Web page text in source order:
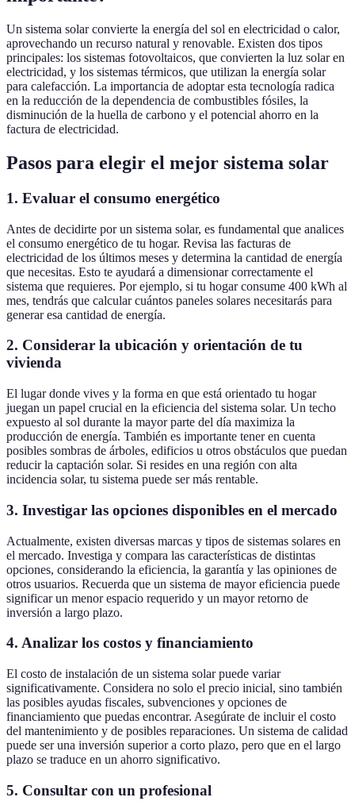
Un sistema solar convierte la energía del sol en electricidad o calor,
aprovechando un recurso natural y renovable. Existen dos tipos
principales: los sistemas fotovoltaicos, que convierten la luz solar en
electricidad, y los sistemas térmicos, que utilizan la energía solar
para calefacción. La importancia de adoptar esta tecnología radica
en la reducción de la dependencia de combustibles fósiles, la
disminución de la huella de carbono y el potencial ahorro en la
factura de electricidad.
Pasos para elegir el mejor sistema solar
1. Evaluar el consumo energético
Antes de decidirte por un sistema solar, es fundamental que analices
el consumo energético de tu hogar. Revisa las facturas de
electricidad de los últimos meses y determina la cantidad de energía
que necesitas. Esto te ayudará a dimensionar correctamente el
sistema que requieres. Por ejemplo, si tu hogar consume 400 kWh al
mes, tendrás que calcular cuántos paneles solares necesitarás para
generar esa cantidad de energía.
2. Considerar la ubicación y orientación de tu
vivienda
El lugar donde vives y la forma en que está orientado tu hogar
juegan un papel crucial en la eficiencia del sistema solar. Un techo
expuesto al sol durante la mayor parte del día maximiza la
producción de energía. También es importante tener en cuenta
posibles sombras de árboles, edificios u otros obstáculos que puedan
reducir la captación solar. Si resides en una región con alta
incidencia solar, tu sistema puede ser más rentable.
3. Investigar las opciones disponibles en el mercado
Actualmente, existen diversas marcas y tipos de sistemas solares en
el mercado. Investiga y compara las características de distintas
opciones, considerando la eficiencia, la garantía y las opiniones de
otros usuarios. Recuerda que un sistema de mayor eficiencia puede
significar un menor espacio requerido y un mayor retorno de
inversión a largo plazo.
4. Analizar los costos y financiamiento
El costo de instalación de un sistema solar puede variar
significativamente. Considera no solo el precio inicial, sino también
las posibles ayudas fiscales, subvenciones y opciones de
financiamiento que puedas encontrar. Asegúrate de incluir el costo
del mantenimiento y de posibles reparaciones. Un sistema de calidad
puede ser una inversión superior a corto plazo, pero que en el largo
plazo se traduce en un ahorro significativo.
5. Consultar con un profesional